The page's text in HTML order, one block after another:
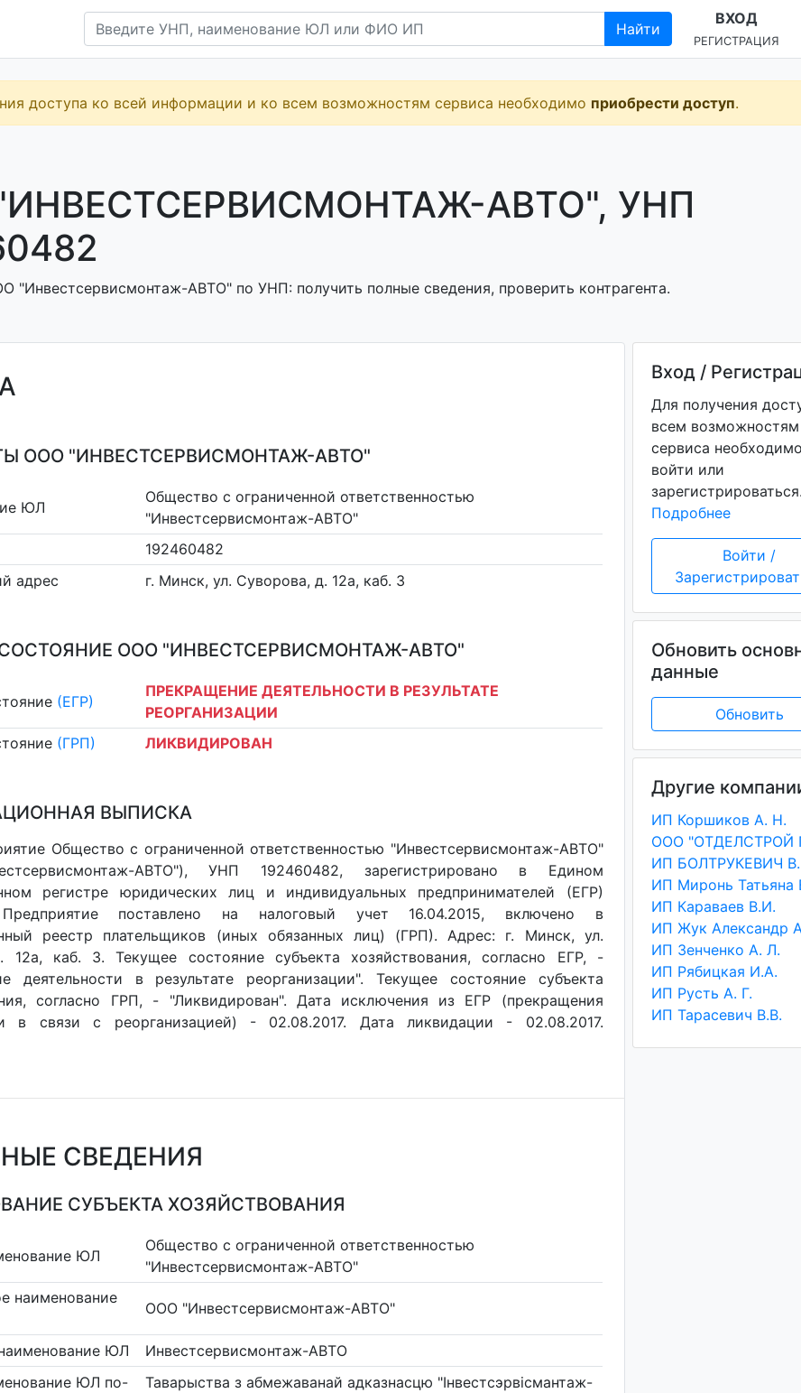
Найти
ВХОД
РЕГИСТРАЦИЯ
доступа ко всей информации и ко всем возможностям сервиса необходимо приобрести доступ.
АВТО", УНП
"Инвестсервисмонтаж-АВТО" по УНП: получить полные сведения, проверить контрагента.
ООО "ИНВЕСТСЕРВИСМОНТАЖ-АВТО"
ЮЛ
Общество с ограниченной ответственностью
"Инвестсервисмонтаж-АВТО"
192460482
адрес
г. Минск, ул. Суворова, д. 12а, каб. 3
ООО "ИНВЕСТСЕРВИСМОНТАЖ-АВТО"
(ЕГР)
ПРЕКРАЩЕНИЕ ДЕЯТЕЛЬНОСТИ В РЕЗУЛЬТАТЕ
РЕОРГАНИЗАЦИИ
(ГРП) ЛИКВИДИРОВАН
ВЫПИСКА
Общество с ограниченной ответственностью "Инвестсервисмонтаж-АВТО"
АВТО"), УНП 192460482, зарегистрировано в Едином
регистре юридических лиц и индивидуальных предпринимателей (ЕГР)
Предприятие поставлено на налоговый учет 16.04.2015, включено в
реестр плательщиков (иных обязанных лиц) (ГРП). Адрес: г. Минск, ул.
12а, каб. 3. Текущее состояние субъекта хозяйствования, согласно ЕГР, -
деятельности в результате реорганизации". Текущее состояние субъекта
согласно ГРП, - "Ликвидирован". Дата исключения из ЕГР (прекращения
в связи с реорганизацией) - 02.08.2017. Дата ликвидации - 02.08.2017.
СВЕДЕНИЯ
СУБЪЕКТА ХОЗЯЙСТВОВАНИЯ
ЮЛ
Общество с ограниченной ответственностью
"Инвестсервисмонтаж-АВТО"
наименование
ООО "Инвестсервисмонтаж-АВТО"
ЮЛ
Инвестсервисмонтаж-АВТО
ЮЛ по-
Таварыства з абмежаванай адказнасцю "Iнвестсэрвiсмантаж-
Вход /
Для получения
всем возможностям
сервиса
войти или
Подробнее
Войти /
Обновить
данные
Обновить
Другие
ИП Коршиков А. Н.
ИП БОЛТРУКЕВИЧ
ИП Караваев В.И.
ИП Зенченко А. Л.
ИП Рябицкая И.А.
ИП Русть А. Г.
ИП Тарасевич В.В.